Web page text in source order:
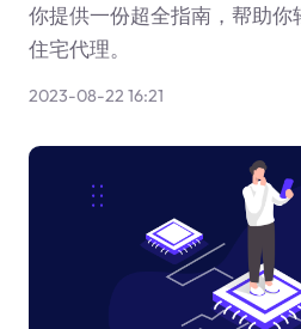
你提供一份超全指南，帮助你
住宅代理。
2023-08-22 16:21